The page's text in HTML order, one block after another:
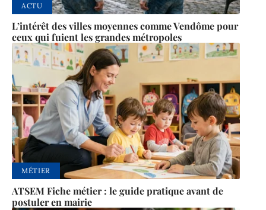
ACTU
L’intérêt des villes moyennes comme Vendôme pour
ceux qui fuient les grandes métropoles
MÉTIER
ATSEM Fiche métier : le guide pratique avant de
postuler en mairie